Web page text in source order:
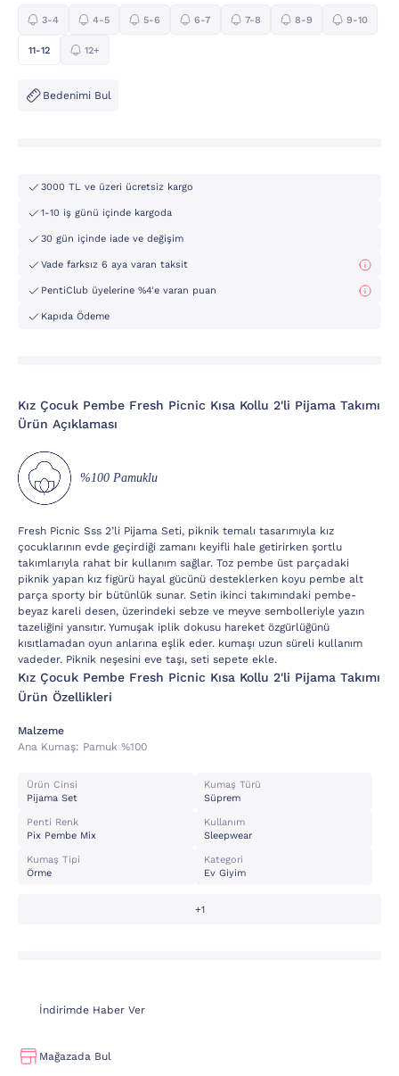
3-4 4-5 5-6 6-7 7-8 8-9 9-10
11-12 12+
Bedenimi Bul
3000 TL ve üzeri ücretsiz kargo
1-10 iş günü içinde kargoda
30 gün içinde iade ve değişim
Vade farksız 6 aya varan taksit
PentiClub üyelerine %4'e varan puan
Kapıda Ödeme
Kız Çocuk Pembe Fresh Picnic Kısa Kollu 2'li Pijama Takımı
Ürün Açıklaması
%100 Pamuklu
Fresh Picnic Sss 2’li Pijama Seti, piknik temalı tasarımıyla kız
çocuklarının evde geçirdiği zamanı keyifli hale getirirken şortlu
takımlarıyla rahat bir kullanım sağlar. Toz pembe üst parçadaki
piknik yapan kız figürü hayal gücünü desteklerken koyu pembe alt
parça sporty bir bütünlük sunar. Setin ikinci takımındaki pembe-
beyaz kareli desen, üzerindeki sebze ve meyve sembolleriyle yazın
tazeliğini yansıtır. Yumuşak iplik dokusu hareket özgürlüğünü
kısıtlamadan oyun anlarına eşlik eder. kumaşı uzun süreli kullanım
vadeder. Piknik neşesini eve taşı, seti sepete ekle.
Kız Çocuk Pembe Fresh Picnic Kısa Kollu 2'li Pijama Takımı
Ürün Özellikleri
Malzeme
Ana Kumaş: Pamuk %100
Ürün Cinsi
Pijama Set
Kumaş Türü
Süprem
Penti Renk
Pix Pembe Mix
Kullanım
Sleepwear
Kumaş Tipi
Örme
Kategori
Ev Giyim
+1
İndirimde Haber Ver
Mağazada Bul